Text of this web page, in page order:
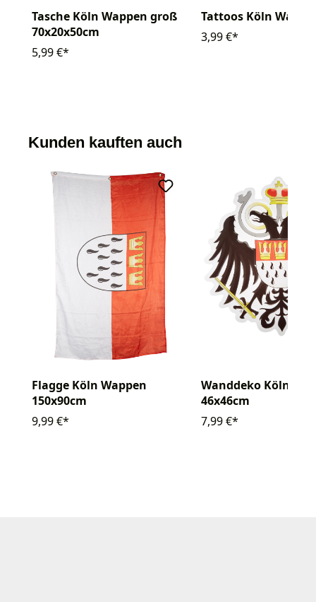
Tasche Köln Wappen groß
70x20x50cm
5,99 €*
Tattoos Köln
3,99 €*
Kunden kauften auch
Flagge Köln Wappen
150x90cm
9,99 €*
Wanddeko Köln
46x46cm
7,99 €*